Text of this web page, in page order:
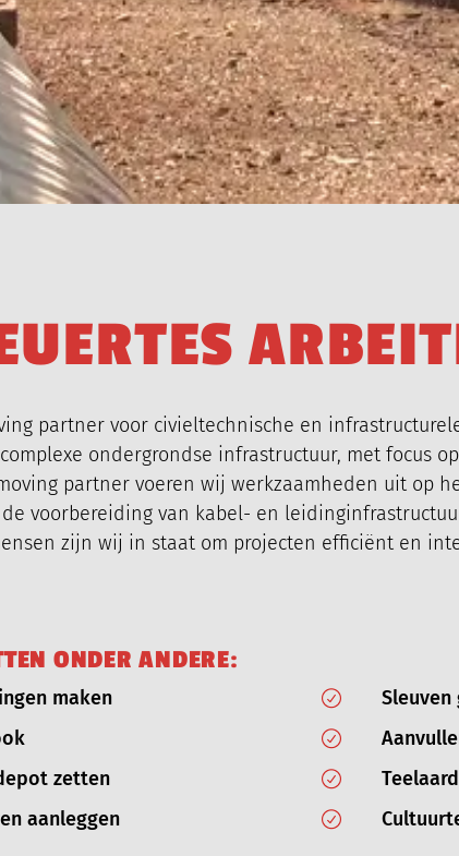
UERTES ARBEIT
partner voor civieltechnische en
ondergrondse infrastructuur, met focus
partner voeren wij werkzaamheden uit op
voorbereiding van kabel- en
zijn wij in staat om projecten efficiënt en
TEN ONDER ANDERE:
maken
zetten
aanleggen
Sleuven